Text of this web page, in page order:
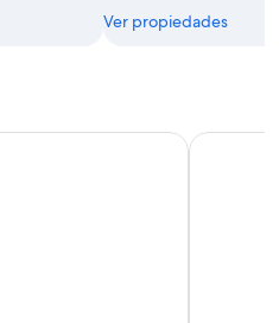
Ver propiedades
isla Comino, Crystal y Blue
Comino: